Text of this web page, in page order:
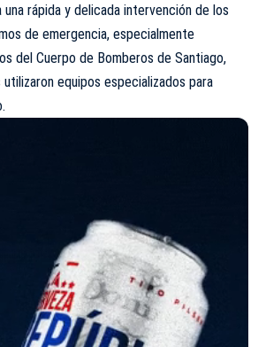
una rápida y delicada intervención de los
de emergencia, especialmente
del Cuerpo de Bomberos de Santiago,
utilizaron equipos especializados para